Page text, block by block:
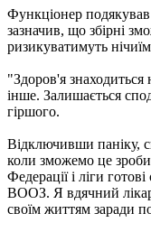
Функціонер подякував
зазначив, що збірні
ризикуватимуть
"Здоров'я знаходиться
інше. Залишається
гіршого.
Відключивши паніку,
коли зможемо це
Федерації і ліги
ВООЗ. Я вдячний
своїм життям заради